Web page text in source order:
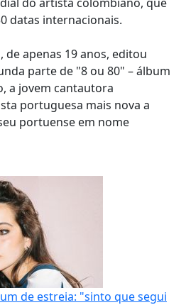
datas internacionais.
apenas 19 anos, editou
parte de "8 ou 80" – álbum
a jovem cantautora
portuguesa mais nova a
portuense em nome
de estreia: "sinto que segui